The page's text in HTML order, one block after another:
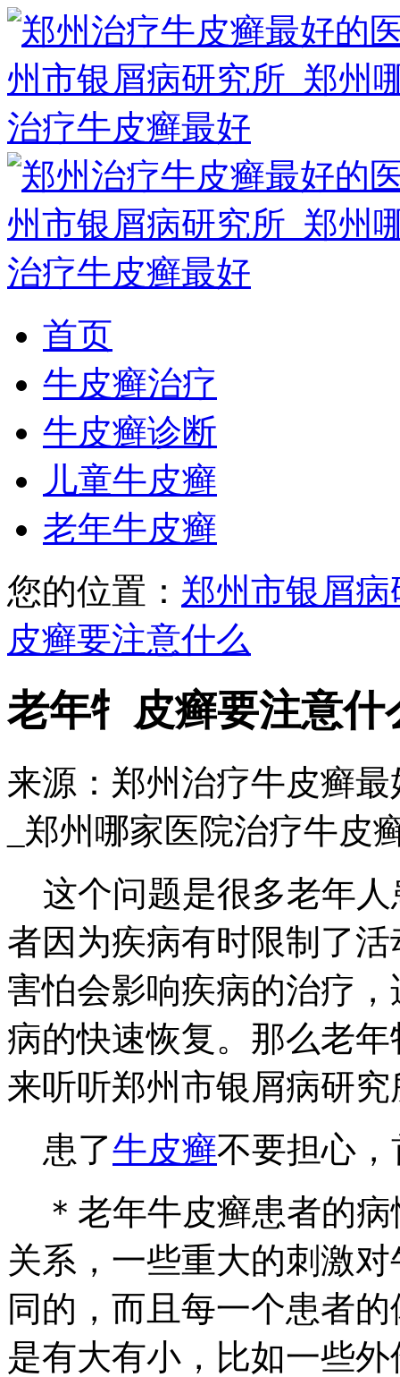
首页
牛皮癣治疗
牛皮癣诊断
儿童牛皮癣
老年牛皮癣
您的位置： 郑州市银屑病
皮癣要注意什么
老年牜皮癣要注意什
来源：郑州治疗牛皮癣
_郑州哪家医院治疗牛皮
这个问题是很多老年人
者因为疾病有时限制了
害怕会影响疾病的治疗
病的快速恢复。那么老
来听听郑州市银屑病研
患了牛皮癣不要担心
＊老年牛皮癣患者的病
关系，一些重大的刺激
同的，而且每一个患者
是有大有小，比如一些